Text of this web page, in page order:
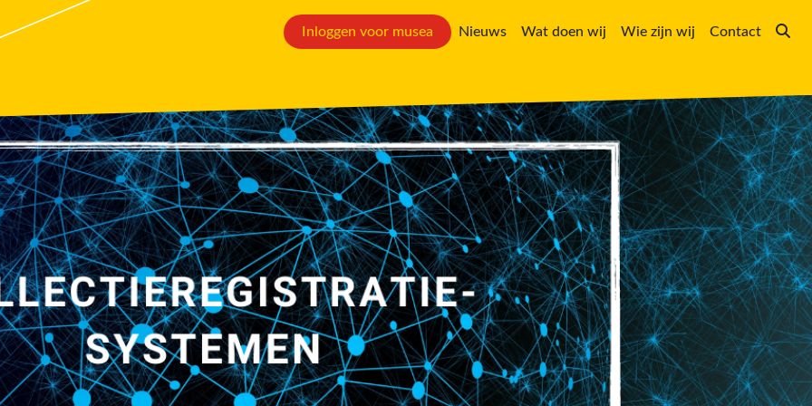
Inloggen voor musea Nieuws Wat doen wij Wie zijn wij Contact